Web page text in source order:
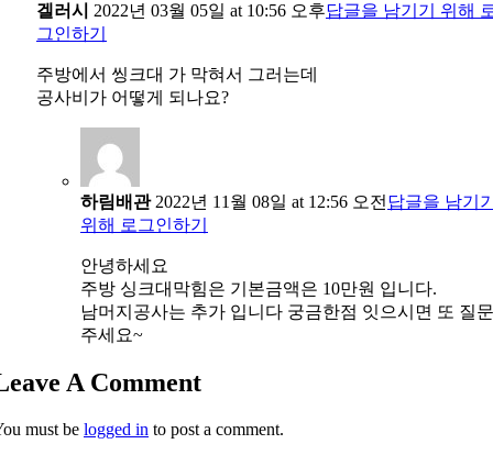
겔러시 2022년 03월 05일 at 10:56 오후답글을 남기기 위해
그인하기
주방에서 씽크대 가 막혀서 그러는데
공사비가 어떻게 되나요?
하림배관2022년 11월 08일 at 12:56 오전 답글을 남기
위해 로그인하기
안녕하세요
주방 싱크대막힘은 기본금액은 10만원 입니다.
남머지공사는 추가 입니다 궁금한점 잇으시면 또 질문
주세요~
A Comment
must be logged in to post a comment.